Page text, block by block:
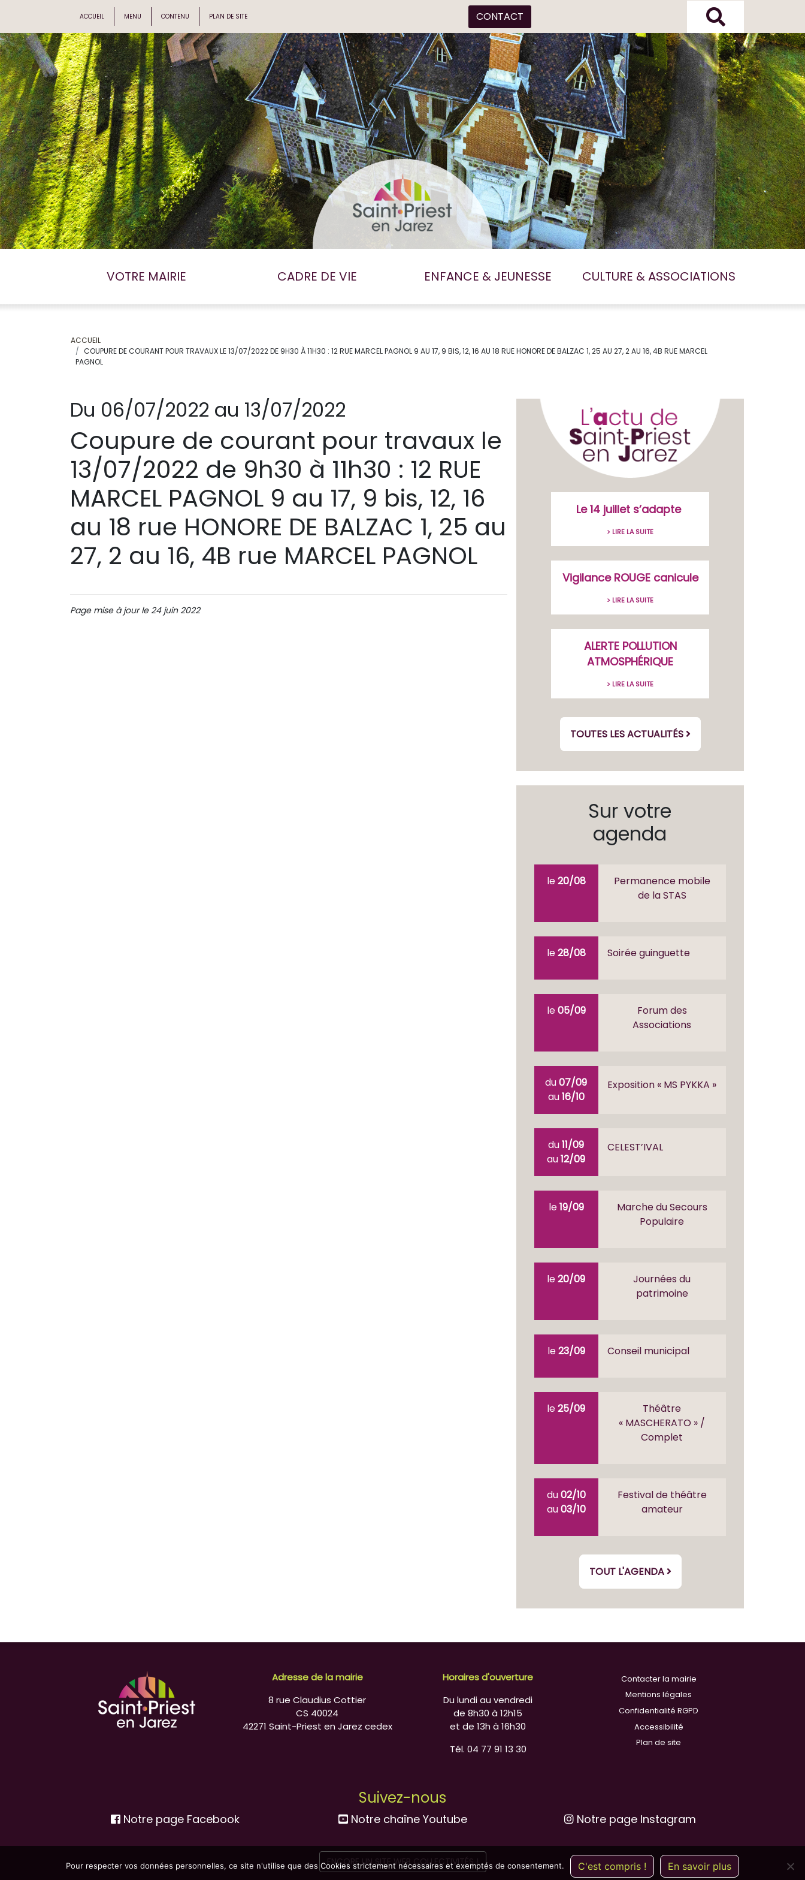
ACCUEIL MENU CONTENU PLAN DE SITE CONTACT
VOTRE MAIRIE CADRE DE VIE ENFANCE & JEUNESSE CULTURE & ASSOCIATIONS
ACCUEIL
COUPURE DE COURANT POUR TRAVAUX LE 13/07/2022 DE 9H30 À 11H30 : 12 RUE MARCEL PAGNOL 9 AU 17, 9 BIS, 12, 16 AU 18 RUE HONORE DE BALZAC 1, 25 AU 27, 2 AU 16, 4B RUE MARCEL
PAGNOL
Du 06/07/2022 au 13/07/2022
Coupure de courant pour travaux le
13/07/2022 de 9h30 à 11h30 : 12 RUE
MARCEL PAGNOL 9 au 17, 9 bis, 12, 16
au 18 rue HONORE DE BALZAC 1, 25 au
27, 2 au 16, 4B rue MARCEL PAGNOL
Page mise à jour le 24 juin 2022
Le 14 juillet s’adapte
> LIRE LA SUITE
Vigilance ROUGE canicule
> LIRE LA SUITE
ALERTE POLLUTION
ATMOSPHÉRIQUE
> LIRE LA SUITE
TOUTES LES ACTUALITÉS
Sur votre
agenda
le20/08
Permanence mobile
de la STAS
le28/08 Soirée guinguette
le05/09
Forum des
Associations
du07/09
au16/10
Exposition « MS PYKKA »
du11/09
au12/09
CELEST’IVAL
le19/09
Marche du Secours
Populaire
le20/09
Journées du
patrimoine
le23/09 Conseil municipal
le25/09
Théâtre
« MASCHERATO » /
Complet
du02/10
au03/10
Festival de théâtre
amateur
TOUT L'AGENDA
Adresse de la mairie
8 rue Claudius Cottier
CS 40024
42271 Saint-Priest en Jarez cedex
Horaires d'ouverture
Du lundi au vendredi
de 8h30 à 12h15
et de 13h à 16h30
Tél. 04 77 91 13 30
Contacter la mairie
Mentions légales
Confidentialité RGPD
Accessibilité
Plan de site
Suivez-nous
Notre page Facebook Notre chaîne Youtube Notre page Instagram
ENCORE UN SITE WEB COLLECTIVITÉS !
Pour respecter vos données personnelles, ce site n'utilise que des Cookies strictement nécessaires et exemptés de consentement. C'est compris ! En savoir plus